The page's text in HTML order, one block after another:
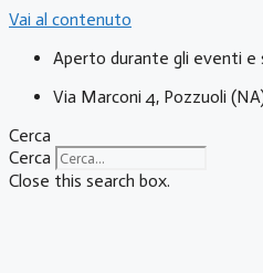
Vai al contenuto
Aperto durante gli eventi e
Via Marconi 4, Pozzuoli
Cerca
Cerca
Close this search box.